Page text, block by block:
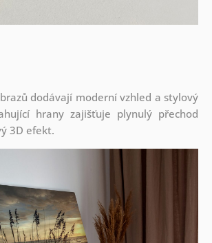
dodávají moderní vzhled a stylový
hrany zajišťuje plynulý přechod
3D efekt.